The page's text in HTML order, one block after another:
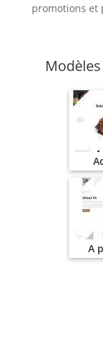
promotions et
A